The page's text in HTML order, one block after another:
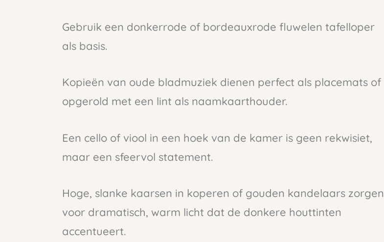
Gebruik een donkerrode of bordeauxrode fluwelen tafelloper
als basis.
Kopieën van oude bladmuziek dienen perfect als placemats of
opgerold met een lint als naamkaarthouder.
Een cello of viool in een hoek van de kamer is geen rekwisiet,
maar een sfeervol statement.
Hoge, slanke kaarsen in koperen of gouden kandelaars zorgen
voor dramatisch, warm licht dat de donkere houttinten
accentueert.